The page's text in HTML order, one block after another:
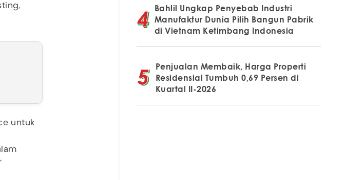
untuk
Bahlil Ungkap Penyebab Industri
Manufaktur Dunia Pilih Bangun Pabrik
di Vietnam Ketimbang Indonesia
Penjualan Membaik, Harga Properti
Residensial Tumbuh 0,69 Persen di
Kuartal II-2026